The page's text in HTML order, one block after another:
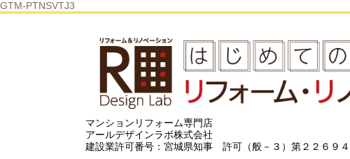
GTM-PTNSVTJ3
マンションリフォーム専門店
アールデザインラボ株式会社
建設業許可番号：宮城県知事 許可（般－３）第２２６９４